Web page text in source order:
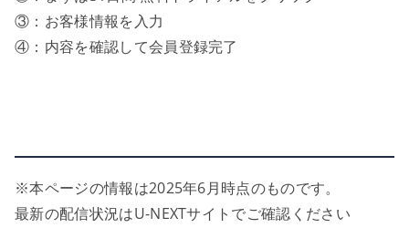
③：お客様情報を入力
④：内容を確認して会員登録完了
※本ページの情報は2025年6月時点のものです。
最新の配信状況はU-NEXTサイトでご確認ください